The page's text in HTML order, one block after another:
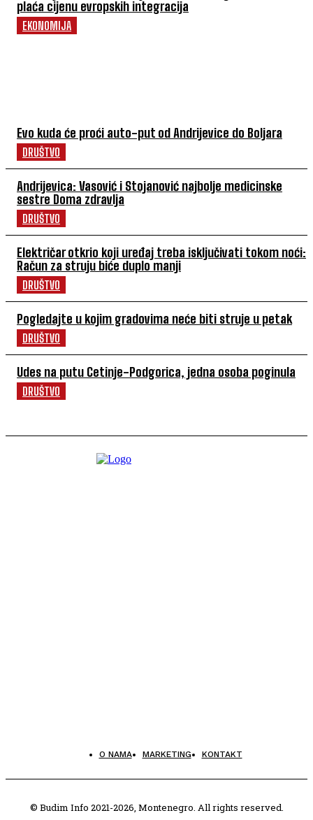
plaća cijenu evropskih integracija
EKONOMIJA
Evo kuda će proći auto-put od Andrijevice do Boljara
DRUŠTVO
Andrijevica: Vasović i Stojanović najbolje medicinske
sestre Doma zdravlja
DRUŠTVO
Električar otkrio koji uređaj treba isključivati tokom noći:
Račun za struju biće duplo manji
DRUŠTVO
Pogledajte u kojim gradovima neće biti struje u petak
DRUŠTVO
Udes na putu Cetinje-Podgorica, jedna osoba poginula
DRUŠTVO
O NAMA MARKETING KONTAKT
© Budim Info 2021-2026, Montenegro. All rights reserved.